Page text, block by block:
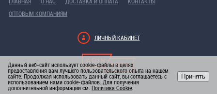
ОПТОВЫМ КОМПАНИЯМ
ЛИЧНЫЙ КАБИНЕТ
РАЗРАБОТКА САЙТА
Данный веб-сайт использует cookie-файлы в целях
предоставления вам лучшего пользовательского опыта на нашем
сайте. Продолжая использовать данный сайт, вы соглашаетесь с
использованием нами cookie-файлов. Для получения
дополнительной информации см.Политика Cookie
Принять